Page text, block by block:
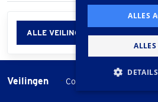
ALLE VEILINGINFORMATIE
Veilingen - Cookie instellingen
ALLES